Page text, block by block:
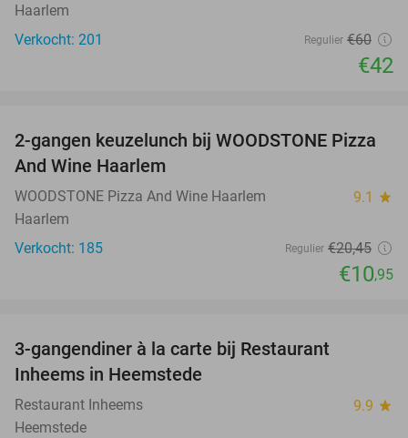
Haarlem
Verkocht: 201
Regulier €60
€42
46%
2-gangen keuzelunch bij WOODSTONE Pizza
And Wine Haarlem
WOODSTONE Pizza And Wine Haarlem 9.1 star
Haarlem
Verkocht: 185
Regulier €20,45
€10,95
3-gangendiner à la carte bij Restaurant
Inheems in Heemstede
Restaurant Inheems 9.9 star
Heemstede